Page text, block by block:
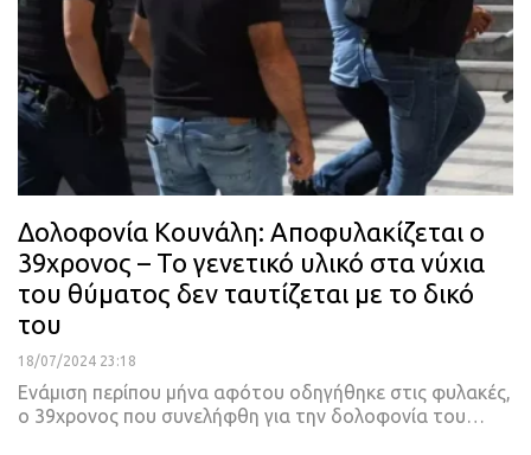
Δολοφονία Κουνάλη: Αποφυλακίζεται ο
39χρονος – Το γενετικό υλικό στα νύχια
του θύματος δεν ταυτίζεται με το δικό
του
18/07/2024 23:18
Ενάμιση περίπου μήνα αφότου οδηγήθηκε στις φυλακές,
ο 39χρονος που συνελήφθη για την δολοφονία του…